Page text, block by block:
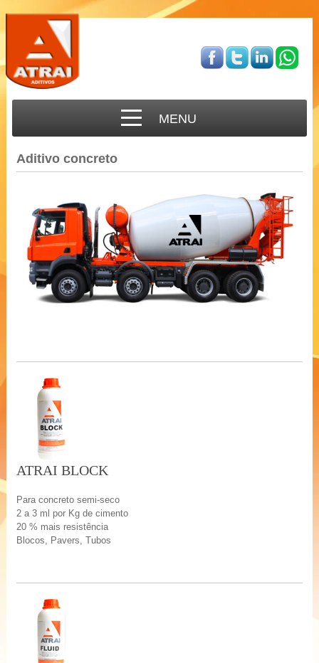
MENU
Aditivo concreto
ATRAI BLOCK
Para concreto semi-seco
2 a 3 ml por Kg de cimento
20 % mais resistência
Blocos, Pavers, Tubos